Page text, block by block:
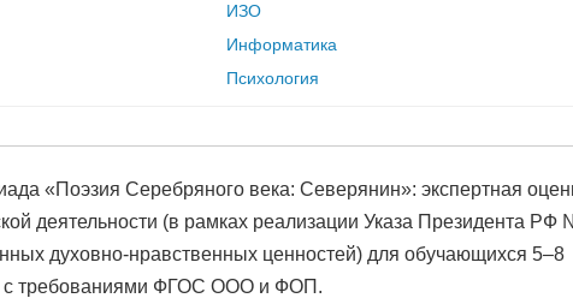
ИЗО
Информатика
Психология
«Поэзия Серебряного века: Северянин»: экспертная
деятельности (в рамках реализации Указа Президента РФ
духовно-нравственных ценностей) для обучающихся 5–8
с требованиями ФГОС ООО и ФОП.